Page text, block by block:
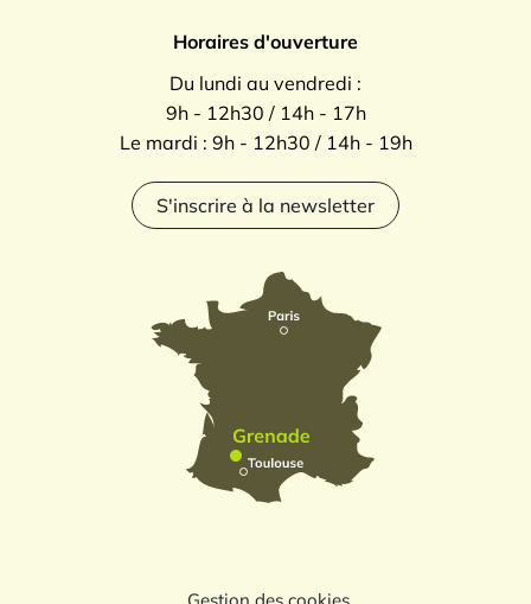
Horaires d'ouverture
Du lundi au vendredi :
9h - 12h30 / 14h - 17h
Le mardi : 9h - 12h30 / 14h - 19h
S'inscrire à la newsletter